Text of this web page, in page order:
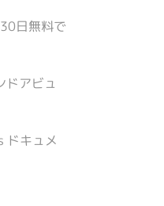
日無料で
ドアビュ
ドキュメ